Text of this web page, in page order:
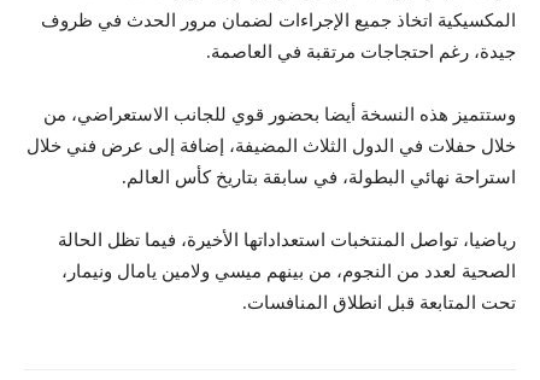
المكسيكية اتخاذ جميع الإجراءات لضمان مرور الحدث في ظروف
جيدة، رغم احتجاجات مرتقبة في العاصمة.
وستتميز هذه النسخة أيضا بحضور قوي للجانب الاستعراضي، من
خلال حفلات في الدول الثلاث المضيفة، إضافة إلى عرض فني خلال
استراحة نهائي البطولة، في سابقة بتاريخ كأس العالم.
رياضيا، تواصل المنتخبات استعداداتها الأخيرة، فيما تظل الحالة
الصحية لعدد من النجوم، من بينهم ميسي ولامين يامال ونيمار،
تحت المتابعة قبل انطلاق المنافسات.